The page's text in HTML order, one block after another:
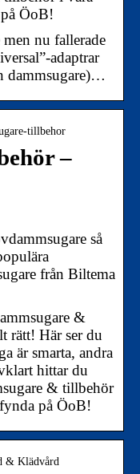
ÖoB!
nu fallerade
adaptrar
dammsugare)…
tillbehor
–
så
från Biltema
&
rätt! Här ser du
är smarta, andra
hittar du
& tillbehör
på ÖoB!
& Klädvård